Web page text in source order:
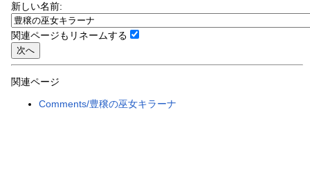
新しい名前:
関連ページもリネームする
関連ページ
Comments/豊穣の巫女キラーナ